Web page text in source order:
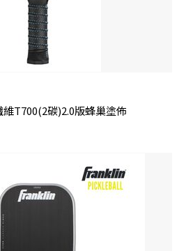
維T700(2碳)2.0版蜂巢塗佈